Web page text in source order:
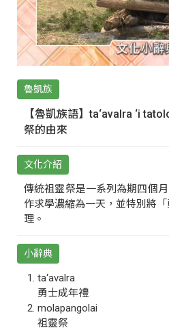
魯凱族
【魯凱族語】ta‘avalra ‘i
祭的由來
文化介紹
傳統祖靈祭是一系列為期四個
作求學濃縮為一天，並特別將「
理。
小辭典
ta‘avalra
勇士成年禮
molapangolai
祖靈祭